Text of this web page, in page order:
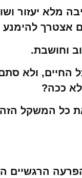
מלא יעזור
אצטרך
וחושבת.
ולא
ככה?
הרגשיים